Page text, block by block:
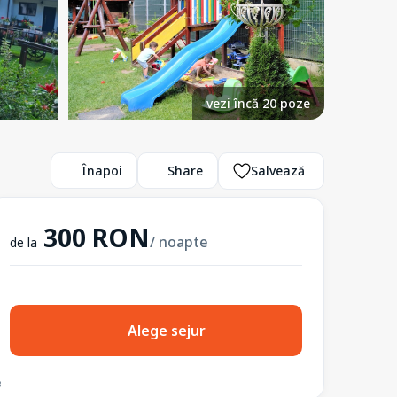
vezi încă 20 poze
Înapoi Share Salvează
de la 300 RON/ noapte
Alege sejur